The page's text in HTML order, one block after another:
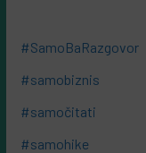
#SamoBaRazgovor
#samobiznis
#samočitati
#samohike